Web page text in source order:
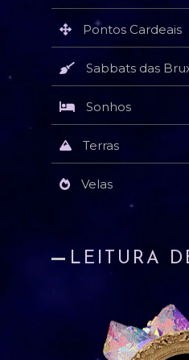
Pontos Cardeais
Sabbats das
Sonhos
Terras
Velas
LEITURA